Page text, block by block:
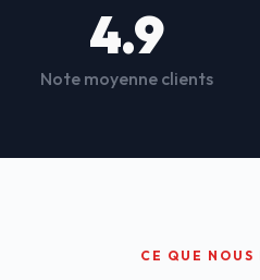
4.9
Note moyenne clients
CE QUE NOUS